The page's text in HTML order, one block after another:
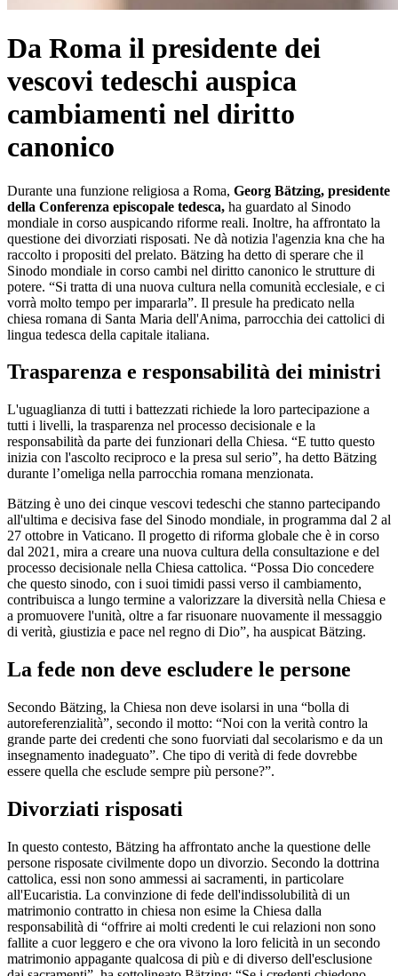
Da Roma il presidente dei
vescovi tedeschi auspica
cambiamenti nel diritto
canonico
Durante una funzione religiosa a Roma, Georg Bätzing, presidente
della Conferenza episcopale tedesca, ha guardato al Sinodo
mondiale in corso auspicando riforme reali. Inoltre, ha affrontato la
questione dei divorziati risposati. Ne dà notizia l'agenzia kna che ha
raccolto i propositi del prelato. Bätzing ha detto di sperare che il
Sinodo mondiale in corso cambi nel diritto canonico le strutture di
potere. “Si tratta di una nuova cultura nella comunità ecclesiale, e ci
vorrà molto tempo per impararla”. Il presule ha predicato nella
chiesa romana di Santa Maria dell'Anima, parrocchia dei cattolici di
lingua tedesca della capitale italiana.
Trasparenza e responsabilità dei ministri
L'uguaglianza di tutti i battezzati richiede la loro partecipazione a
tutti i livelli, la trasparenza nel processo decisionale e la
responsabilità da parte dei funzionari della Chiesa. “E tutto questo
inizia con l'ascolto reciproco e la presa sul serio”, ha detto Bätzing
durante l’omeliga nella parrocchia romana menzionata.
Bätzing è uno dei cinque vescovi tedeschi che stanno partecipando
all'ultima e decisiva fase del Sinodo mondiale, in programma dal 2 al
27 ottobre in Vaticano. Il progetto di riforma globale che è in corso
dal 2021, mira a creare una nuova cultura della consultazione e del
processo decisionale nella Chiesa cattolica. “Possa Dio concedere
che questo sinodo, con i suoi timidi passi verso il cambiamento,
contribuisca a lungo termine a valorizzare la diversità nella Chiesa e
a promuovere l'unità, oltre a far risuonare nuovamente il messaggio
di verità, giustizia e pace nel regno di Dio”, ha auspicat Bätzing.
La fede non deve escludere le persone
Secondo Bätzing, la Chiesa non deve isolarsi in una “bolla di
autoreferenzialità”, secondo il motto: “Noi con la verità contro la
grande parte dei credenti che sono fuorviati dal secolarismo e da un
insegnamento inadeguato”. Che tipo di verità di fede dovrebbe
essere quella che esclude sempre più persone?”.
Divorziati risposati
In questo contesto, Bätzing ha affrontato anche la questione delle
persone risposate civilmente dopo un divorzio. Secondo la dottrina
cattolica, essi non sono ammessi ai sacramenti, in particolare
all'Eucaristia. La convinzione di fede dell'indissolubilità di un
matrimonio contratto in chiesa non esime la Chiesa dalla
responsabilità di “offrire ai molti credenti le cui relazioni non sono
fallite a cuor leggero e che ora vivono la loro felicità in un secondo
matrimonio appagante qualcosa di più e di diverso dell'esclusione